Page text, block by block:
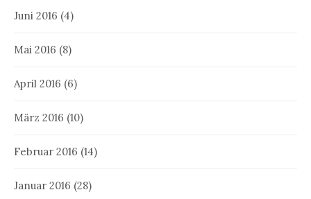
Juni 2016 (4)
Mai 2016 (8)
April 2016 (6)
März 2016 (10)
Februar 2016 (14)
Januar 2016 (28)